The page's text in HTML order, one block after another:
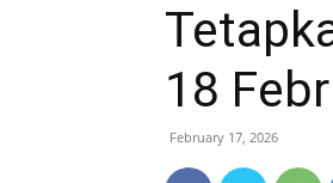
18
February 17, 2026